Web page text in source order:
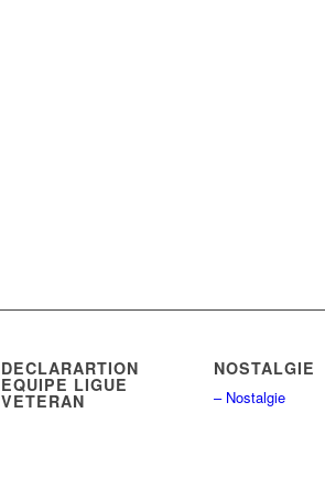
DECLARARTION
EQUIPE LIGUE
VETERAN
NOSTALGIE
– Nostalgie